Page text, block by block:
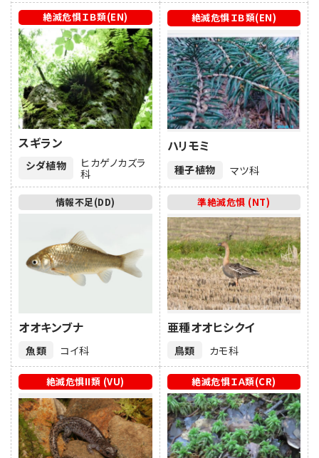
シダ植物
スギラン
ヒカゲノカズラ
科
絶滅危惧ＩＢ類(EN)
種子植物
ハリモミ
マツ科
絶滅危惧ＩＢ類(EN)
魚類
オオキンブナ
コイ科
情報不足(DD)
鳥類
亜種オオヒシクイ
カモ科
準絶滅危惧 (NT)
絶滅危惧II類 (VU) 絶滅危惧ＩＡ類(CR)